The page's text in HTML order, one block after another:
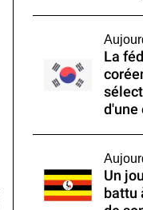
La
d'une
Un
battu